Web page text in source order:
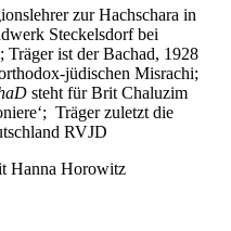
zur Hachschara in
Steckelsdorf bei
ist der Bachad, 1928
jüdischen Misrachi;
steht für Brit Chaluzim
Träger zuletzt die
RVJD
Hanna Horowitz